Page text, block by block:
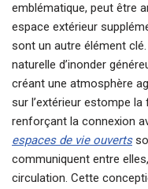
emblématique, peut être
espace extérieur
sont un autre élément
naturelle d’inonder
créant une atmosphère
sur l’extérieur estompe
renforçant la connexion
espaces de vie ouverts
communiquent entre
circulation. Cette